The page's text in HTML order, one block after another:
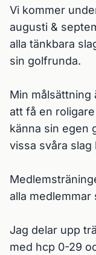
Vi kommer
augusti &
alla tänkbara
sin golfrunda.
Min målsättning
att få en
känna sin egen
vissa svåra slag
alla medlemmar
Jag delar upp
med hcp 0-29